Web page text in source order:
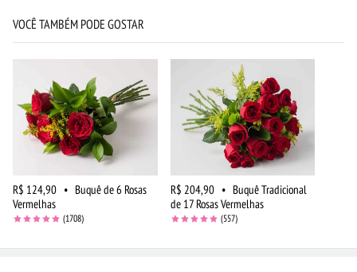
VOCÊ TAMBÉM PODE GOSTAR
R$ 124,90 • Buquê de 6 Rosas
Vermelhas
(1708)
R$ 204,90 • Buquê Tradicional
de 17 Rosas Vermelhas
(557)